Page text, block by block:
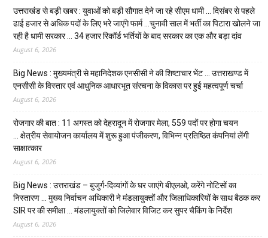
उत्तराखंड से बड़ी खबर : युवाओं को बड़ी सौगात देने जा रहे सीएम धामी … दिसंबर से पहले
ढाई हजार से अधिक पदों के लिए भरे जाएंगे फार्म …चुनावी साल में भर्ती का पिटारा खोलने जा
रही है धामी सरकार … 34 हजार रिकॉर्ड भर्तियों के बाद सरकार का एक और बड़ा दांव
August 6, 2026
Big News : मुख्यमंत्री से महानिदेशक एनसीसी ने की शिष्टाचार भेंट … उत्तराखण्ड में
एनसीसी के विस्तार एवं आधुनिक आधारभूत संरचना के विकास पर हुई महत्वपूर्ण चर्चा
August 6, 2026
रोजगार की बात : 11 अगस्त को देहरादून में रोजगार मेला, 559 पदों पर होगा चयन
… क्षेत्रीय सेवायोजन कार्यालय में शुरू हुआ पंजीकरण, विभिन्न प्रतिष्ठित कंपनियां लेंगी
साक्षात्कार
August 6, 2026
Big News : उत्तराखंड – बुजुर्ग-दिव्यांगों के घर जाएंगे बीएलओ, करेंगे नोटिसों का
निस्तारण … मुख्य निर्वाचन अधिकारी ने मंडलायुक्तों और जिलाधिकारियों के साथ बैठक कर
SIR पर की समीक्षा … मंडलायुक्तों को जिलेवार विजिट कर सुपर चैकिंग के निर्देश
August 6, 2026